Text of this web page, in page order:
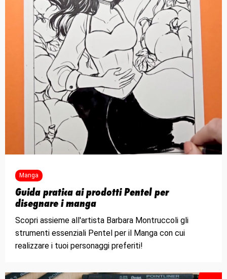
Manga
Guida pratica ai prodotti Pentel per
disegnare i manga
Scopri assieme all'artista Barbara Montruccoli gli
strumenti essenziali Pentel per il Manga con cui
realizzare i tuoi personaggi preferiti!